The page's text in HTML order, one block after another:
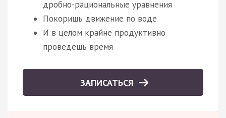
дробно-рациональные уравнения
Покоришь движение по воде
И в целом крайне продуктивно
проведешь время
ЗАПИСАТЬСЯ